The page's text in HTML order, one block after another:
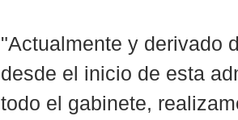
"Actualmente y derivado
desde el inicio de esta
todo el gabinete,